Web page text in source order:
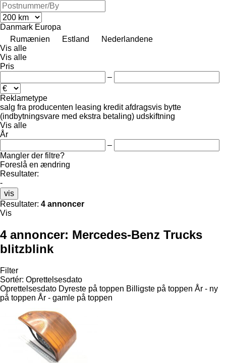
Danmark Europa
Rumænien
Estland
Nederlandene
Vis alle
Vis alle
Pris
–
Reklametype
salg fra producenten leasing kredit afdragsvis bytte
(indbytningsvare med ekstra betaling) udskiftning
Vis alle
År
–
Mangler der filtre?
Foreslå en ændring
Resultater:
-
vis
Resultater: 4 annoncer
Vis
4 annoncer: Mercedes-Benz Trucks
blitzblink
Filter
Sortér: Oprettelsesdato
Oprettelsesdato Dyreste på toppen Billigste på toppen År - ny
på toppen År - gamle på toppen